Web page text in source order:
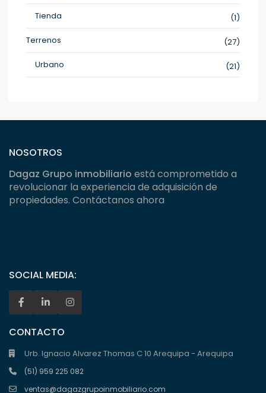
Tienda
(1)
Terrenos
(27)
Urbano
(21)
NOSOTROS
Dagaz Grupo inmobiliario está comprometido a
revolucionar la experiencia de adquisición de
propiedades. Contáctanos ahora
SOCIAL MEDIA:
CONTACTO
Urb. Ignacio Alvarez Thomas C 10 Arequipa - Arequipa
(51) 959 225 082
ventas@dagazgrupoinmobiliario.com